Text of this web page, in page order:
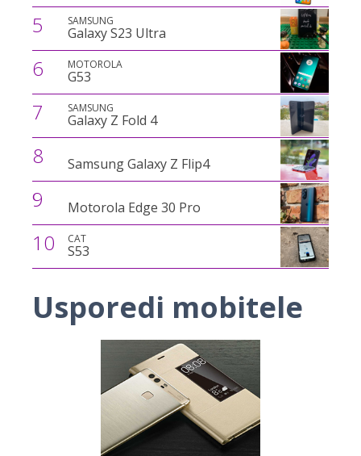
5 SAMSUNG
Galaxy S23 Ultra
6 MOTOROLA
G53
7 SAMSUNG
Galaxy Z Fold 4
8 Samsung Galaxy Z Flip4
9 Motorola Edge 30 Pro
10 CAT
S53
Usporedi mobitele